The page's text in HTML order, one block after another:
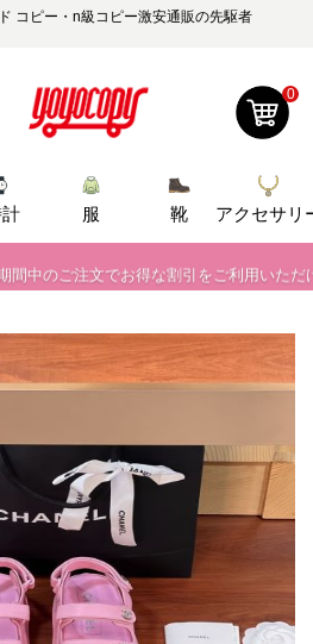
コピー・n級コピー激安通販の先駆者
0
服 靴 アクセサリ
コピーのみ取扱い。最高品質の再現度を
ーコピーのみ取扱い。最高品質の再現度を
間中のご注文でお得な割引をご利用いただ
ーパーコピー バッグ最新モデルが登場。